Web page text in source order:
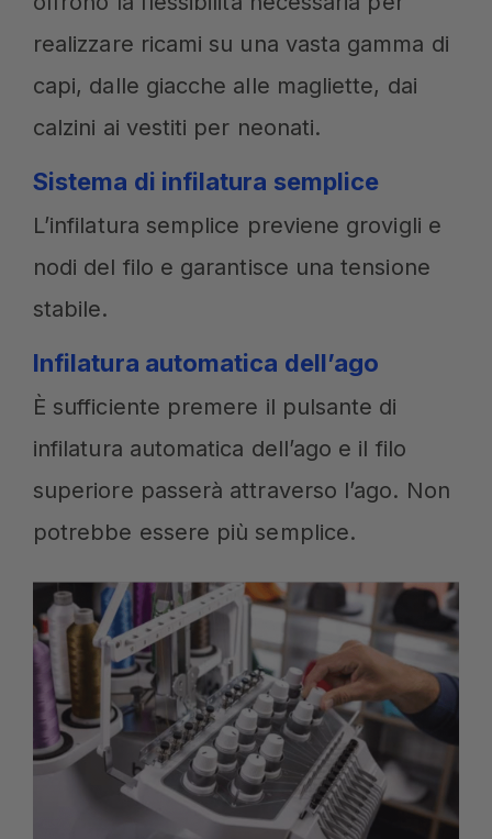
realizzare ricami su una vasta gamma di
capi, dalle giacche alle magliette, dai
calzini ai vestiti per neonati.
Sistema di infilatura semplice
L’infilatura semplice previene grovigli e
nodi del filo e garantisce una tensione
stabile.
Infilatura automatica dell’ago
È sufficiente premere il pulsante di
infilatura automatica dell’ago e il filo
superiore passerà attraverso l’ago. Non
potrebbe essere più semplice.